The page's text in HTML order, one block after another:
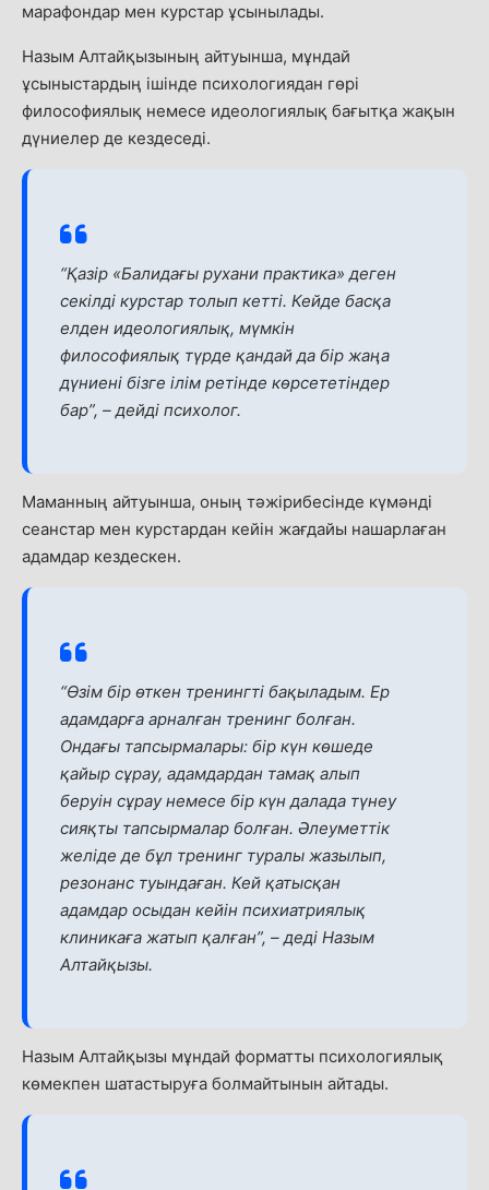
марафондар мен курстар ұсынылады.
Назым Алтайқызының айтуынша, мұндай
ұсыныстардың ішінде психологиядан гөрі
философиялық немесе идеологиялық бағытқа жақын
дүниелер де кездеседі.
“Қазір «Балидағы рухани практика» деген
секілді курстар толып кетті. Кейде басқа
елден идеологиялық, мүмкін
философиялық түрде қандай да бір жаңа
дүниені бізге ілім ретінде көрсететіндер
бар”, – дейді психолог.
Маманның айтуынша, оның тәжірибесінде күмәнді
сеанстар мен курстардан кейін жағдайы нашарлаған
адамдар кездескен.
“Өзім бір өткен тренингті бақыладым. Ер
адамдарға арналған тренинг болған.
Ондағы тапсырмалары: бір күн көшеде
қайыр сұрау, адамдардан тамақ алып
беруін сұрау немесе бір күн далада түнеу
сияқты тапсырмалар болған. Әлеуметтік
желіде де бұл тренинг туралы жазылып,
резонанс туындаған. Кей қатысқан
адамдар осыдан кейін психиатриялық
клиникаға жатып қалған”, – деді Назым
Алтайқызы.
Назым Алтайқызы мұндай форматты психологиялық
көмекпен шатастыруға болмайтынын айтады.